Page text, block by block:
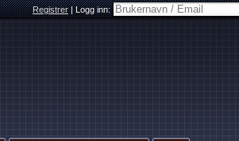
Registrer|Logg inn: